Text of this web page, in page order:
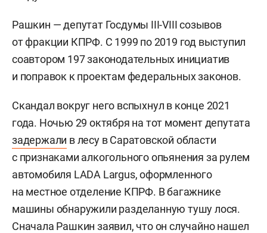
Рашкин — депутат Госдумы III-VIII созывов
от фракции КПРФ. С 1999 по 2019 год выступил
соавтором 197 законодательных инициатив
и поправок к проектам федеральных законов.
Скандал вокруг него вспыхнул в конце 2021
года. Ночью 29 октября на тот момент депутата
задержали в лесу в Саратовской области
с признаками алкогольного опьянения за рулем
автомобиля LADA Largus, оформленного
на местное отделение КПРФ. В багажнике
машины обнаружили разделанную тушу лося.
Сначала Рашкин заявил, что он случайно нашел